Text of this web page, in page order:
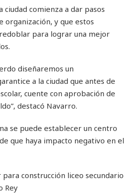
ciudad comienza a dar pasos
organización, y que estos
para lograr una mejor
diseñaremos un
a la ciudad que antes de
cuente con aprobación de
destacó Navarro.
se puede establecer un centro
que haya impacto negativo en el
construcción liceo secundario
Rey